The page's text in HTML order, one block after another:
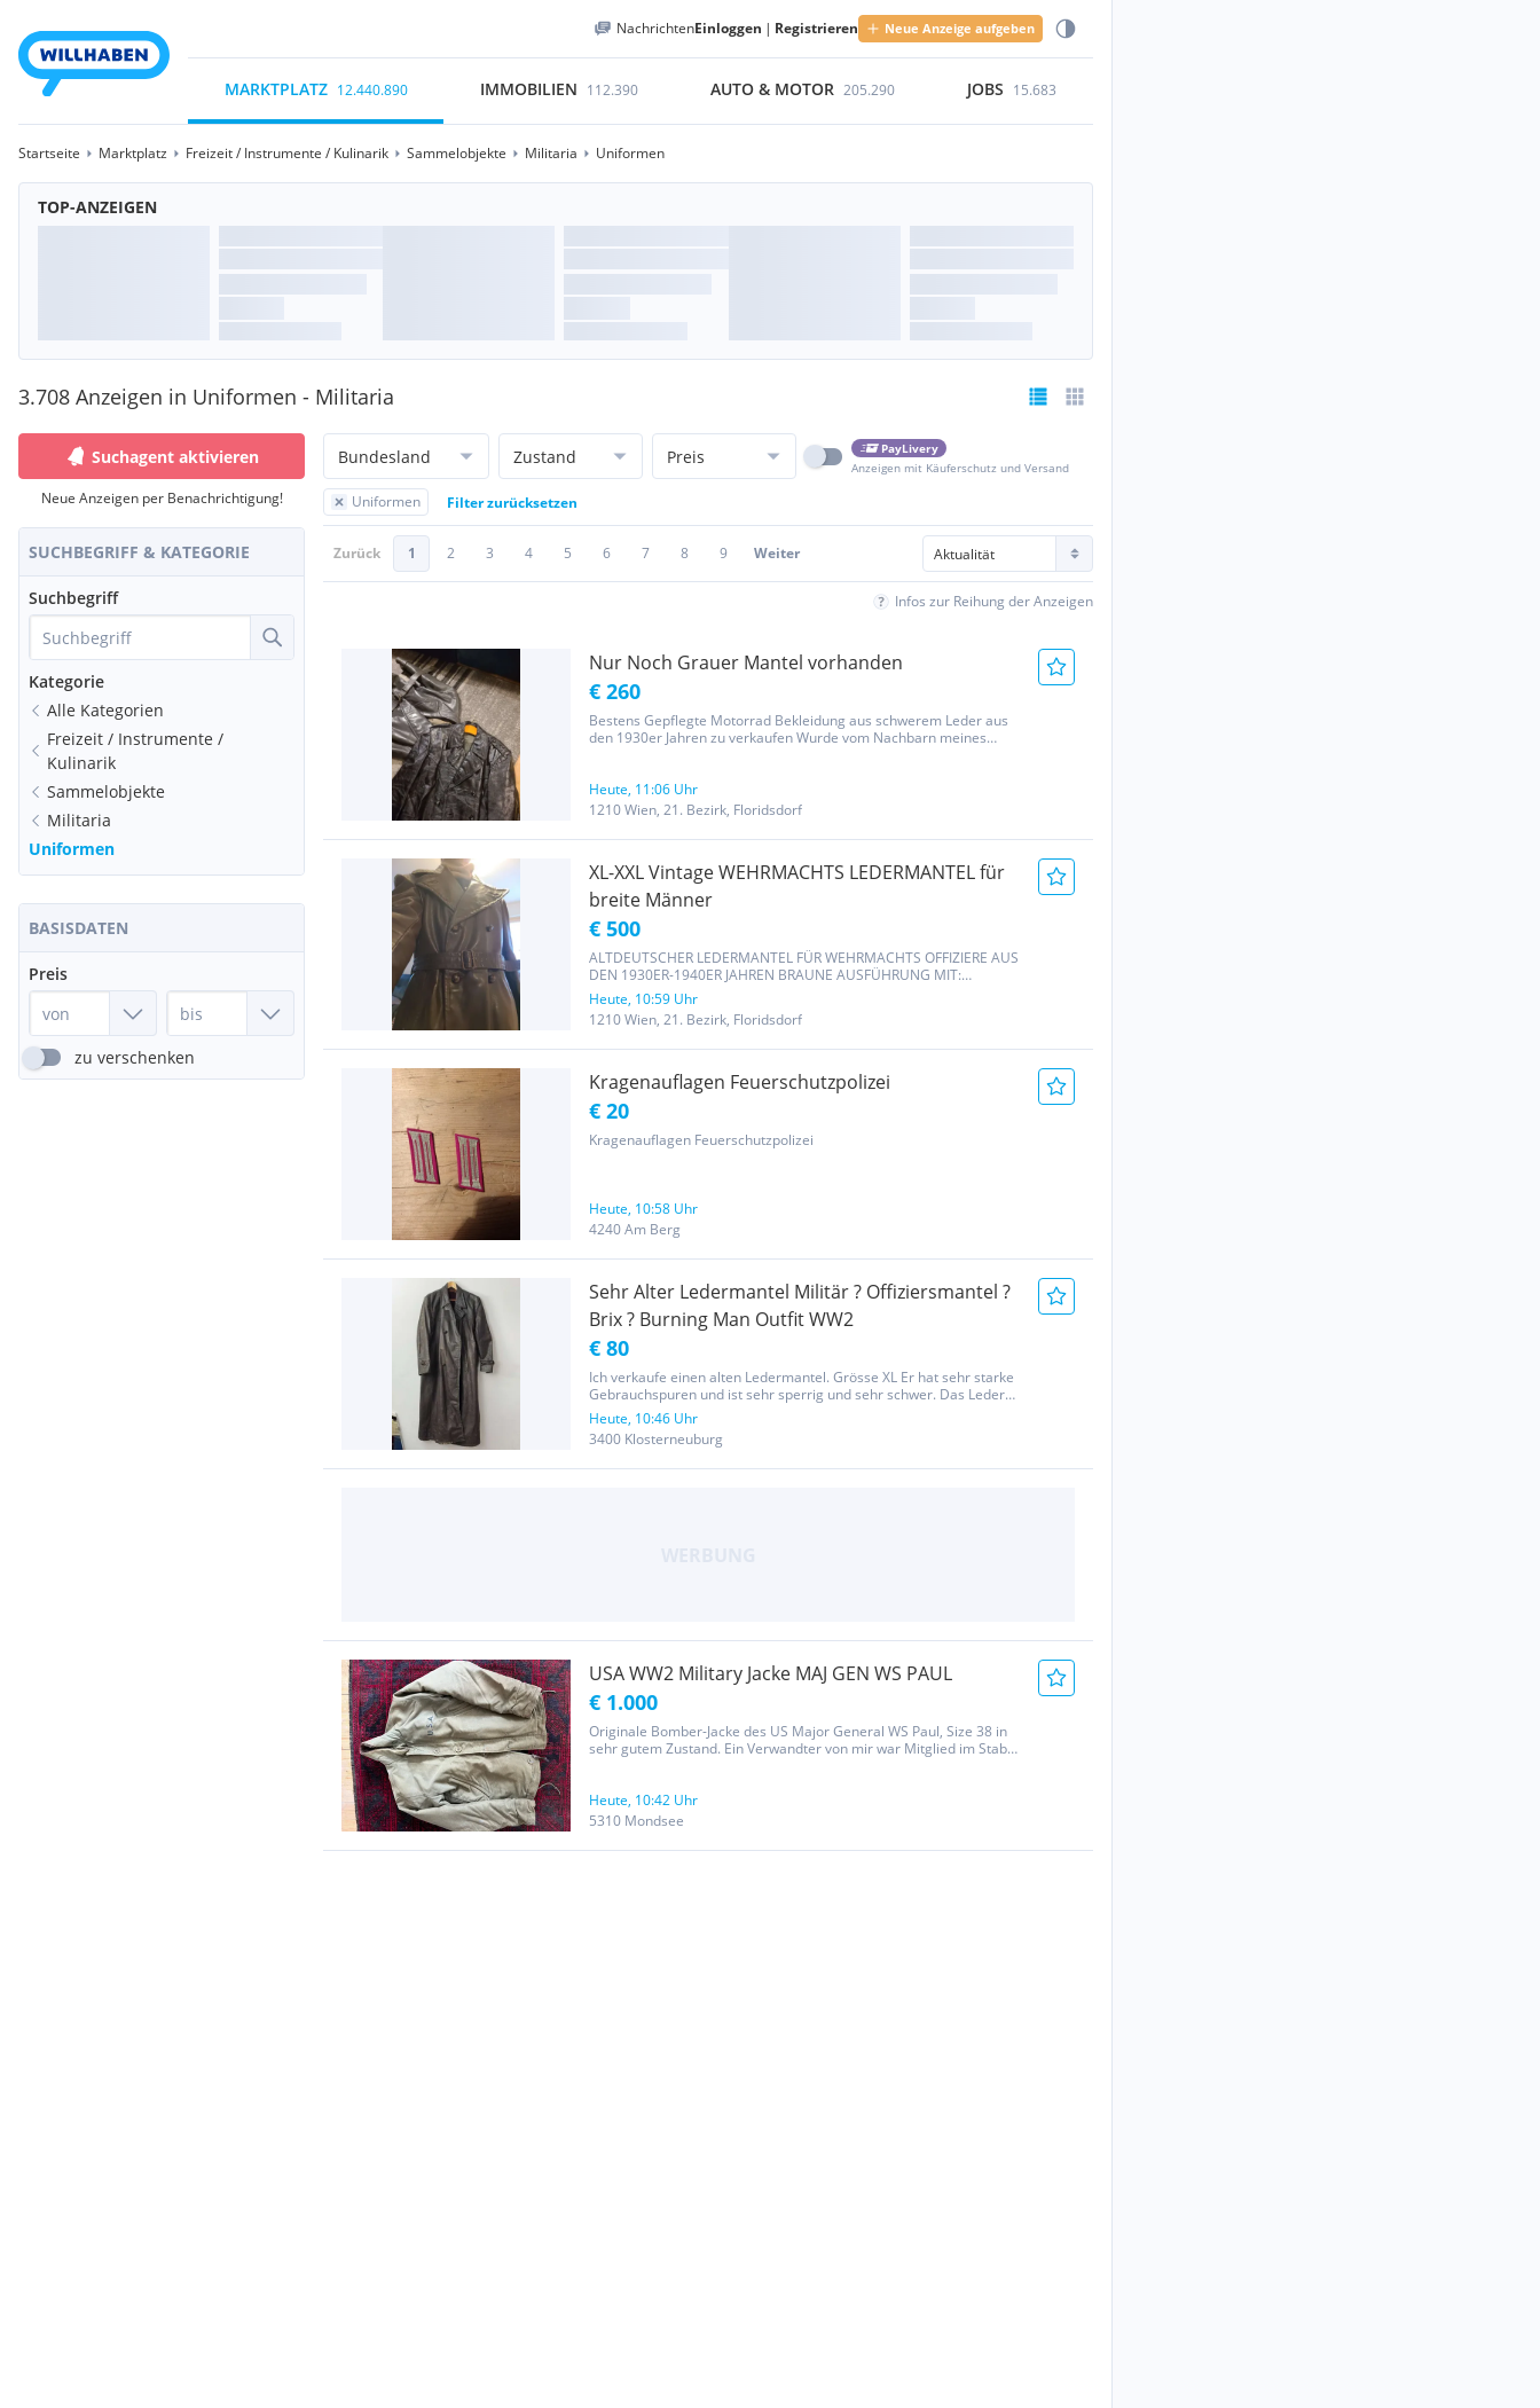
NachrichtenEinloggen | Registrieren Neue Anzeige aufgeben
MARKTPLATZ 12.440.890 IMMOBILIEN 112.390 AUTO & MOTOR 205.290 JOBS 15.683
Startseite Marktplatz Freizeit / Instrumente / Kulinarik Sammelobjekte Militaria Uniformen
TOP-ANZEIGEN
3.708 Anzeigen in Uniformen - Militaria
Suchagent aktivieren
Neue Anzeigen per Benachrichtigung!
SUCHBEGRIFF & KATEGORIE
Suchbegriff
Kategorie
Alle Kategorien
Freizeit / Instrumente /
Kulinarik
Sammelobjekte
Militaria
Uniformen
BASISDATEN
Preis
zu verschenken
Bundesland Zustand Preis
PayLivery
Anzeigen mit Käuferschutz und Versand
Uniformen Filter zurücksetzen
Zurück 1 2 3 4 5 6 7 8 9 Weiter
Infos zur Reihung der Anzeigen
Nur Noch Grauer Mantel vorhanden
€ 260
Bestens Gepflegte Motorrad Bekleidung aus schwerem Leder aus
den 1930er Jahren zu verkaufen Wurde vom Nachbarn meines
Garantie...
Heute, 11:06 Uhr
1210 Wien, 21. Bezirk, Floridsdorf
XL-XXL Vintage WEHRMACHTS LEDERMANTEL für
breite Männer
€ 500
ALTDEUTSCHER LEDERMANTEL FÜR WEHRMACHTS OFFIZIERE AUS
DEN 1930ER-1940ER JAHREN BRAUNE AUSFÜHRUNG MIT:
-)DOPPELREIHIGE KNOPFLEISTE -)HERAUSNEHMBARES
INNENFUTTER AUS WOLLE -)VERSTELLBARER
INNENBANDVERSCHLUSS -)KOPPELGÜRTEL NACH VORBILD DER 2-
Heute, 10:59 Uhr
1210 Wien, 21. Bezirk, Floridsdorf
Kragenauflagen Feuerschutzpolizei
€ 20
Kragenauflagen Feuerschutzpolizei
Heute, 10:58 Uhr
4240 Am Berg
Sehr Alter Ledermantel Militär ? Offiziersmantel ?
Brix ? Burning Man Outfit WW2
€ 80
Ich verkaufe einen alten Ledermantel. Grösse XL Er hat sehr starke
Gebrauchspuren und ist sehr sperrig und sehr schwer. Das Leder
wurde nicht behandelt und sollte eingelassen werden. Ein Knopf
muss wieder angenäht werden ! Der original Knopf ist in der...
Heute, 10:46 Uhr
3400 Klosterneuburg
USA WW2 Military Jacke MAJ GEN WS PAUL
€ 1.000
Originale Bomber-Jacke des US Major General WS Paul, Size 38 in
sehr gutem Zustand. Ein Verwandter von mir war Mitglied im Stab
wurde...
Heute, 10:42 Uhr
5310 Mondsee